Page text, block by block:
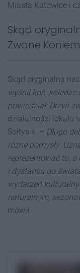
Miasta Katowice i
Skąd
Zwane
Skąd oryginalna
wyśnił koń,
powiedział: Drzwi
działalności lokalu
Sołtysik. – Długo
różne pomysły.
reprezentować to,
i dystansu do
wydarzeń
naturalnym,
mówił.